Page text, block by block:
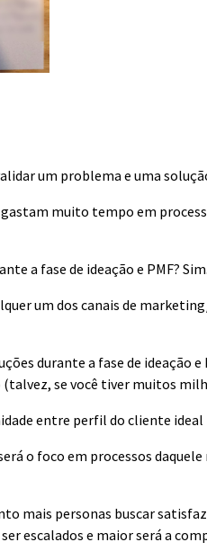
um problema e uma
muito tempo em
a fase de ideação e PMF? Sim.
um dos canais de
durante a fase de
se você tiver muitos
entre perfil do cliente
o foco em processos
mais personas buscar
escalados e maior será a